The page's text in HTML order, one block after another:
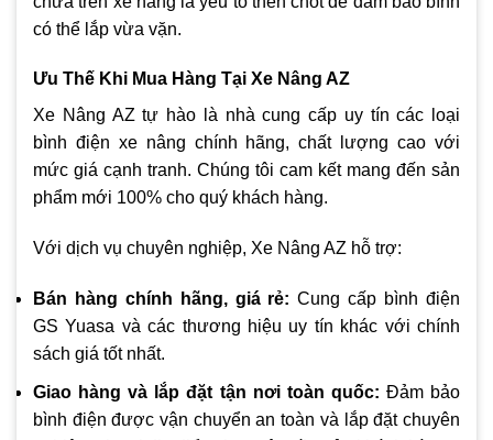
có thể lắp vừa vặn.
Ưu Thế Khi Mua Hàng Tại Xe Nâng AZ
Xe Nâng AZ tự hào là nhà cung cấp uy tín các loại
bình điện xe nâng chính hãng, chất lượng cao với
mức giá cạnh tranh. Chúng tôi cam kết mang đến sản
phẩm mới 100% cho quý khách hàng.
Với dịch vụ chuyên nghiệp, Xe Nâng AZ hỗ trợ:
Bán hàng chính hãng, giá rẻ: Cung cấp bình điện
GS Yuasa và các thương hiệu uy tín khác với chính
sách giá tốt nhất.
Giao hàng và lắp đặt tận nơi toàn quốc: Đảm bảo
bình điện được vận chuyển an toàn và lắp đặt chuyên